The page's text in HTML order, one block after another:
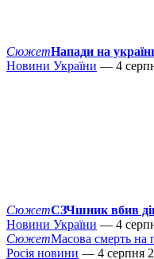
СюжетНапади на
Новини України — 4
СюжетСЗЧшник вбив
Новини України — 4
СюжетМасова смерть на
Росія новини — 4 серпня